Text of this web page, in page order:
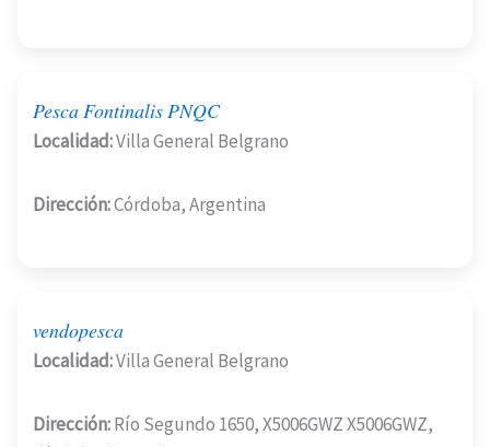
Pesca Fontinalis PNQC
Localidad:Villa General Belgrano
Dirección:Córdoba, Argentina
vendopesca
Localidad:Villa General Belgrano
Dirección:Río Segundo 1650, X5006GWZ X5006GWZ,